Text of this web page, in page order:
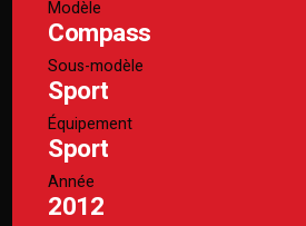
Modèle
Compass
Sous-modèle
Sport
Équipement
Sport
Année
2012